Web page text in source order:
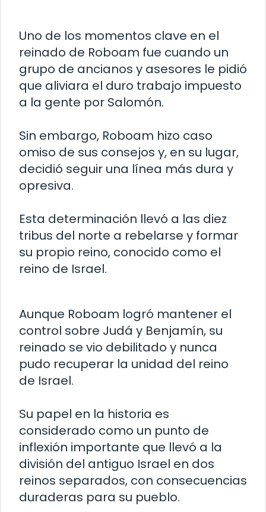
Uno de los momentos clave en el
reinado de Roboam fue cuando un
grupo de ancianos y asesores le pidió
que aliviara el duro trabajo impuesto
a la gente por Salomón.
Sin embargo, Roboam hizo caso
omiso de sus consejos y, en su lugar,
decidió seguir una línea más dura y
opresiva.
Esta determinación llevó a las diez
tribus del norte a rebelarse y formar
su propio reino, conocido como el
reino de Israel.
Aunque Roboam logró mantener el
control sobre Judá y Benjamín, su
reinado se vio debilitado y nunca
pudo recuperar la unidad del reino
de Israel.
Su papel en la historia es
considerado como un punto de
inflexión importante que llevó a la
división del antiguo Israel en dos
reinos separados, con consecuencias
duraderas para su pueblo.